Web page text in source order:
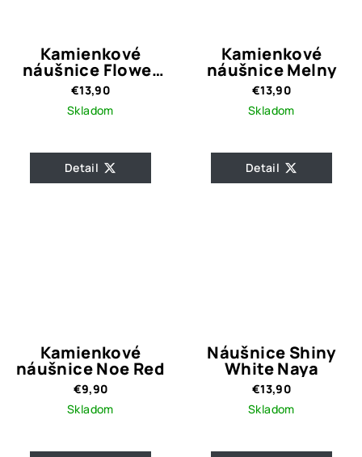
Kamienkové
náušnice Flower
dark blue
€13,90
Skladom
Detail
Kamienkové
náušnice Melny
€13,90
Skladom
Detail
Kamienkové
náušnice Noe Red
€9,90
Skladom
Náušnice Shiny
White Naya
€13,90
Skladom